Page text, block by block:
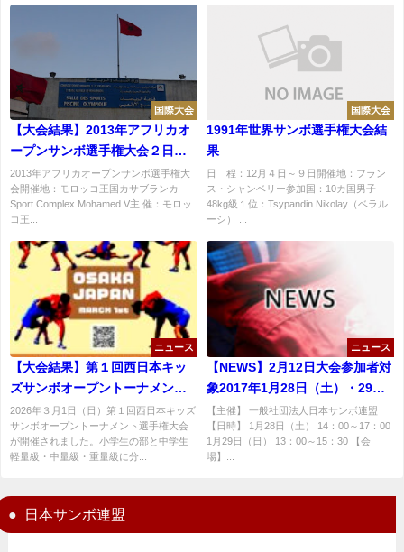
国際大会
【大会結果】2013年アフリカオ
ープンサンボ選手権大会２日目
結果
2013年アフリカオープンサンボ選手権大
会開催地：モロッコ王国カサブランカ
Sport Complex Mohamed V主 催：モロッ
コ王...
国際大会
1991年世界サンボ選手権大会結
果
日 程：12月４日～９日開催地：フラン
ス・シャンベリー参加国：10カ国男子
48kg級１位：Tsypandin Nikolay（ベラル
ーシ） ...
ニュース
【大会結果】第１回西日本キッ
ズサンボオープントーナメント
選手権大会
2026年３月1日（日）第１回西日本キッズ
サンボオープントーナメント選手権大会
が開催されました。小学生の部と中学生
軽量級・中量級・重量級に分...
ニュース
【NEWS】2月12日大会参加者対
象2017年1月28日（土）・29日
（日）サンボ講習会の御案内
【主催】 一般社団法人日本サンボ連盟
【日時】 1月28日（土） 14：00～17：00
1月29日（日） 13：00～15：30 【会
場】...
日本サンボ連盟